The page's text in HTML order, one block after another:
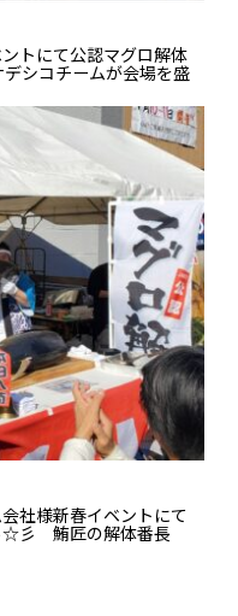
トにて公認マグロ解体
シコチームが会場を盛
ロ回遊後は、二級＆三
ショーを実施 毎
た宮崎県産メバチマグ
供 この度はご用命い
た<(_ _)> マンガで分か
解体ショーの違いと
社様新春イベントにて
☆彡 鮪匠の解体番長
の口上、1級マグロ解体
丸）を100人前のマグロ